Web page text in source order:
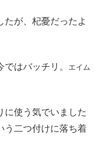
たが、杞憂だったよ
はバッチリ。
エイム
に使う気でいました
う二つ付けに落ち着